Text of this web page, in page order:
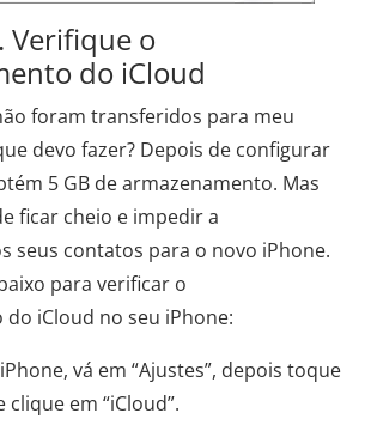
Verifique o
do iCloud
foram transferidos para meu
devo fazer? Depois de configurar
5 GB de armazenamento. Mas
ficar cheio e impedir a
seus contatos para o novo iPhone.
para verificar o
iCloud no seu iPhone:
vá em “Ajustes”, depois toque
clique em “iCloud”.